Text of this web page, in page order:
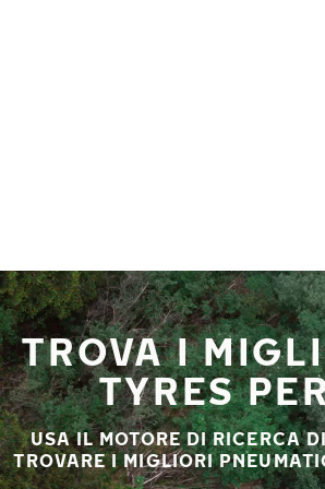
TROVA I
TYRES
USA IL MOTORE DI RICERCA
TROVARE I MIGLIORI